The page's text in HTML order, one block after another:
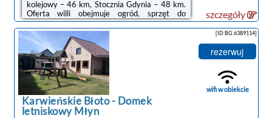
kolejowy – 46 km, Stocznia Gdynia – 48 km.
Oferta willi obejmuje ogród, sprzęt do
grillowania, bezpłatne Wi-Fi oraz bezpłatny
prywatny parking.W willi zapewniono taras,
kilka sypialni (3), salon z telewizorem z
płaskim ekranem, kuchnię ze standardowym
wyposażeniem, takim jak lodówka i
zmywarka, a także kilka łazienek (2) z
prysznicem. Goście mogą podziwiać widok na
ogród.Obiekt dysponuje placem zabaw. Na
miejscu dostępny ...
szczegóły
Karwieńskie Błoto- Domek
letniskowy Młyn
[ID BG.6389114]
rezerwuj
wifi w obiekcie